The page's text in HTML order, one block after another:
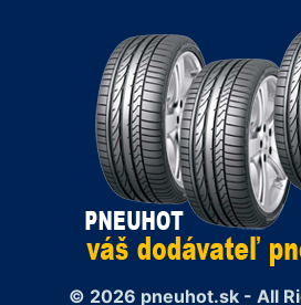
© 2026 pneuhot.sk - All